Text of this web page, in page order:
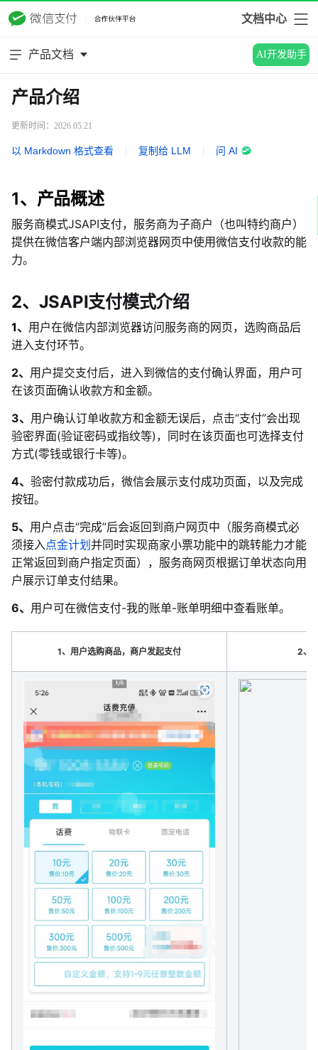
文档中心
产品文档 AI开发助手
产品介绍
更新时间：2026.05.21
以 Markdown 格式查看 复制给 LLM 问 AI
1、产品概述
服务商模式JSAPI支付，服务商为子商户（也叫特约商户）
提供在微信客户端内部浏览器网页中使用微信支付收款的能
力。
2、JSAPI支付模式介绍
1、 用户在微信内部浏览器访问服务商的网页，选购商品后
进入支付环节。
2、 用户提交支付后，进入到微信的支付确认界面，用户可
在该页面确认收款方和金额。
3、 用户确认订单收款方和金额无误后， 点击“支付”会出现
验密界面(验证密码或指纹等)，同时在该页面也可选择支付
方式(零钱或银行卡等)。
4、 验密付款成功后，微信会展示支付成功页面，以及完成
按钮。
5、 用户点击“完成”后会返回到商户网页中（服务商模式必
须接入点金计划 并同时实现商家小票功能中的跳转能力才能
正常返回到商户指定页面），服务商网页根据订单状态向用
户展示订单支付结果。
6、 用户可在微信支付-我的账单-账单明细中查看账单。
1、 用户选购商品，商户发起支付 2、